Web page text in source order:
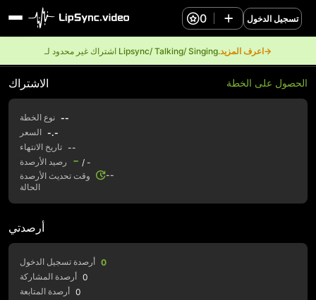
اشتراك غير محدود لـ Lipsync/ Talking/ Singing. اعرف المزيد→
0 تسجيل الدخول
الاشتراك الحصول على الخطة
نوع الخطة --
السعر -.-
تاريخ الانتهاء --
رصيد الأرصدة
- / -
وقت تحديث الأرصدة
--
الحالة
أرصدتي
أرصدة تسجيل الدخول 0
أرصدة المشاركة 0
أرصدة المتابعة 0